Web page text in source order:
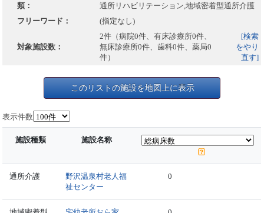
類：
通所リハビリテーション,地域密着型通所介護
フリーワード：
(指定なし)
対象施設数：
2件（病院0件、有床診療所0件、
無床診療所0件、歯科0件、薬局0
件）
[検索
をやり
直す]
このリストの施設を地図上に表示
表示件数
施設種類 施設名称
通所介護
野沢温泉村老人福
祉センター
0